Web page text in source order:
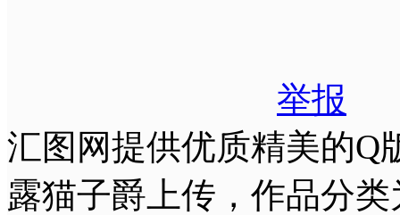
举报
汇图网提供优质精美的Q
露猫子爵上传，作品分